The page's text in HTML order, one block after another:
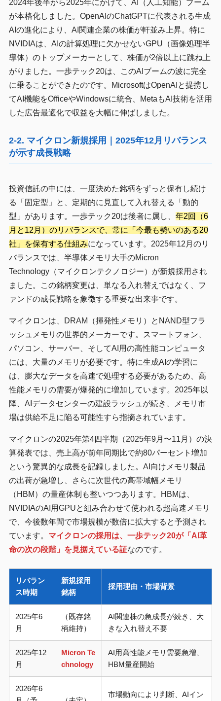
2024年後半から2025年にかけて、AI（人工知能）ブーム
が本格化しました。OpenAIのChatGPTに代表される生成
AIの進化により、AI関連企業の株価が軒並み上昇。特に
NVIDIAは、AIの計算処理に欠かせないGPU（画像処理半
導体）のトップメーカーとして、株価が2倍以上に跳ね上
がりました。一歩テック20は、このAIブームの波に完全
に乗ることができたのです。MicrosoftはOpenAIと提携し
てAI機能をOfficeやWindowsに統合、MetaもAI技術を活用
した広告最適化で収益を大幅に伸ばしました。
2-2. マイクロン新規採用｜2025年12月リバランス
が示す成長戦略
投資信託の中には、一度決めた銘柄をずっと保有し続け
る「固定型」と、定期的に見直して入れ替える「動的
型」があります。一歩テック20は後者に属し、 年2回（6
月と12月）のリバランスで、常に「今最も勢いのある20
社」を保有する仕組みになっています。2025年12月のリ
バランスでは、半導体メモリ大手のMicron
Technology（マイクロンテクノロジー）が新規採用され
ました。この銘柄変更は、単なる入れ替えではなく、フ
ァンドの成長戦略を象徴する重要な出来事です。
マイクロンは、DRAM（揮発性メモリ）とNAND型フラ
ッシュメモリの世界的メーカーです。スマートフォン、
パソコン、サーバー、そしてAI用の高性能コンピュータ
には、大量のメモリが必要です。特に生成AIの学習に
は、膨大なデータを高速で処理する必要があるため、高
性能メモリの需要が爆発的に増加しています。2025年以
降、AIデータセンターの建設ラッシュが続き、メモリ市
場は供給不足に陥る可能性すら指摘されています。
マイクロンの2025年第4四半期（2025年9月〜11月）の決
算発表では、売上高が前年同期比で約80パーセント増加
という驚異的な成長を記録しました。AI向けメモリ製品
の出荷が急増し、さらに次世代の高帯域幅メモリ
（HBM）の量産体制も整いつつあります。HBMは、
NVIDIAのAI用GPUと組み合わせて使われる超高速メモリ
で、今後数年間で市場規模が数倍に拡大すると予測され
ています。 マイクロンの採用は、一歩テック20が「AI革
命の次の段階」を見据えている証なのです。
リバラン
ス時期
新規採用
銘柄
採用理由・市場背景
2025年6
月
（既存銘
柄維持）
AI関連株の急成長が続き、大
きな入れ替え不要
2025年12
月
Micron Te
chnology
AI用高性能メモリ需要急増、
HBM量産開始
2026年6
市場動向により判断、AIイン